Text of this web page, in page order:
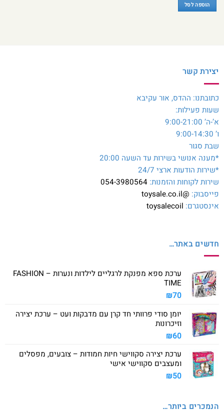
הוספה לסל
יצירת קשר
כתובתנו: ההדס, אור עקיבא
שעות פעילות:
א’-ה’ 9:00-21:00
ו’ 9:00-14:30
שבת סגור
*מענה אנושי בשירות עד השעה 20:00
*שירות הודעות ארצי 24/7
שירות לקוחות והזמנות: 054-3980564
פייסבוק: @toysale.co.il
אינסטגרם: toysalecoil
חדשים באתר…
ערכת ספא מפנקת לרגליים לילדות ונערות – FASHION
TIME
₪70
יומן סודי פרוותי חד קרן עם מדבקות ועט – ערכת יצירה
וזיכרונות
₪60
ערכת יצירה סקווישי חיות חמודות – צובעים, מפסלים
ומעצבים סקווישי אישי
₪50
הנמכרים ביותר…